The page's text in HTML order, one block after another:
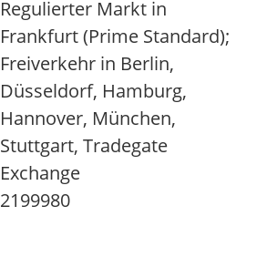
Regulierter Markt in
Frankfurt (Prime Standard);
Freiverkehr in Berlin,
Düsseldorf, Hamburg,
Hannover, München,
Stuttgart, Tradegate
Exchange
2199980